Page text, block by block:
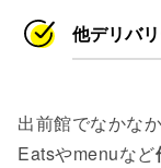
他デリバ
出前館でなかな
Eatsやmenuなど